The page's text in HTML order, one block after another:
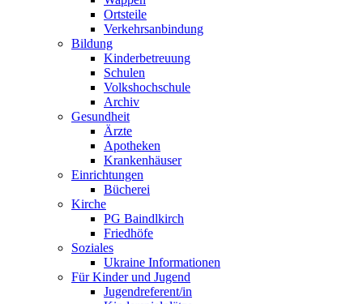
Ortsteile
Verkehrsanbindung
Bildung
Kinderbetreuung
Schulen
Volkshochschule
Archiv
Gesundheit
Ärzte
Apotheken
Krankenhäuser
Einrichtungen
Bücherei
Kirche
PG Baindlkirch
Friedhöfe
Soziales
Ukraine Informationen
Für Kinder und Jugend
Jugendreferent/in